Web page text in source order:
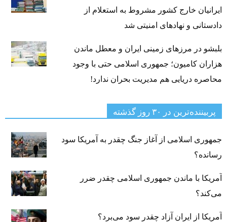
ایرانیان خارج کشور مشروط به استعلام از
دادستانی و نهادهای امنیتی شد
بلبشو در مرزهای زمینی ایران و معطل ماندن
هزاران کامیون؛ جمهوری اسلامی حتی با وجود
محاصره دریایی هم مدیریت بحران ندارد!
پربیننده‌ترین‌ در ۳۰ روز گذشته
جمهوری اسلامی از آغاز جنگ چقدر به آمریکا سود
رسانده؟
آمریکا با ماندن جمهوری اسلامی چقدر ضرر
می‌کند؟
آمریکا از ایران آزاد چقدر سود می‌برد؟